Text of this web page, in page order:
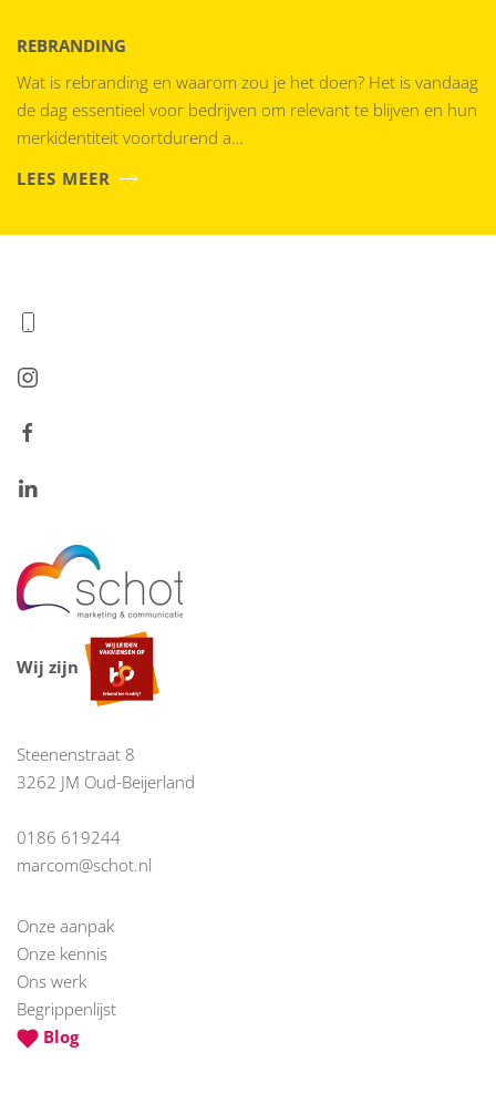
REBRANDING
Wat is rebranding en waarom zou je het doen? Het is vandaag
de dag essentieel voor bedrijven om relevant te blijven en hun
merkidentiteit voortdurend a…
LEES MEER
Wij zijn
Steenenstraat 8
3262 JM Oud-Beijerland
0186 619244
marcom@schot.nl
Onze aanpak
Onze kennis
Ons werk
Begrippenlijst
Blog